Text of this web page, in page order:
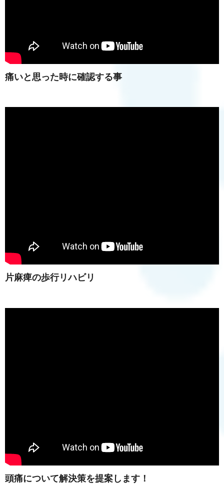
痛いと思った時に確認する事
片麻痺の歩行リハビリ
頭痛について解決策を提案します！